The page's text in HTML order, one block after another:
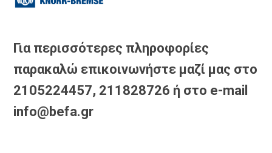
Για περισσότερες πληροφορίες
παρακαλώ επικοινωνήστε μαζί μας στο
2105224457, 211828726 ή στο e-mail
info@befa.gr